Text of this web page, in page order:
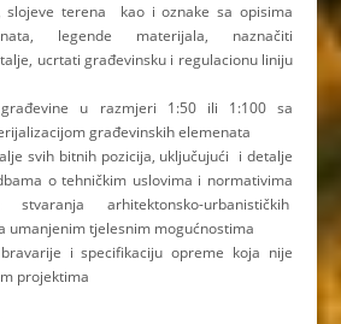
slojeve terena kao i oznake sa opisima
legende materijala, naznačiti
ucrtati građevinsku i regulacionu liniju
u razmjeri 1:50 ili 1:100 sa
građevinskih elemenata
svih bitnih pozicija, uključujući i detalje
o tehničkim uslovima i normativima
arhitektonsko-urbanističkih
umanjenim tjelesnim mogućnostima
i specifikaciju opreme koja nije
projektima